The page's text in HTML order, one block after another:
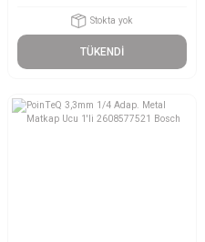
Stokta yok
TÜKENDİ